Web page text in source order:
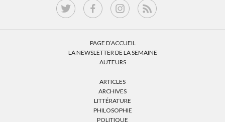
PAGE D’ACCUEIL
LA NEWSLETTER DE LA SEMAINE
AUTEURS
ARTICLES
ARCHIVES
LITTÉRATURE
PHILOSOPHIE
POLITIQUE